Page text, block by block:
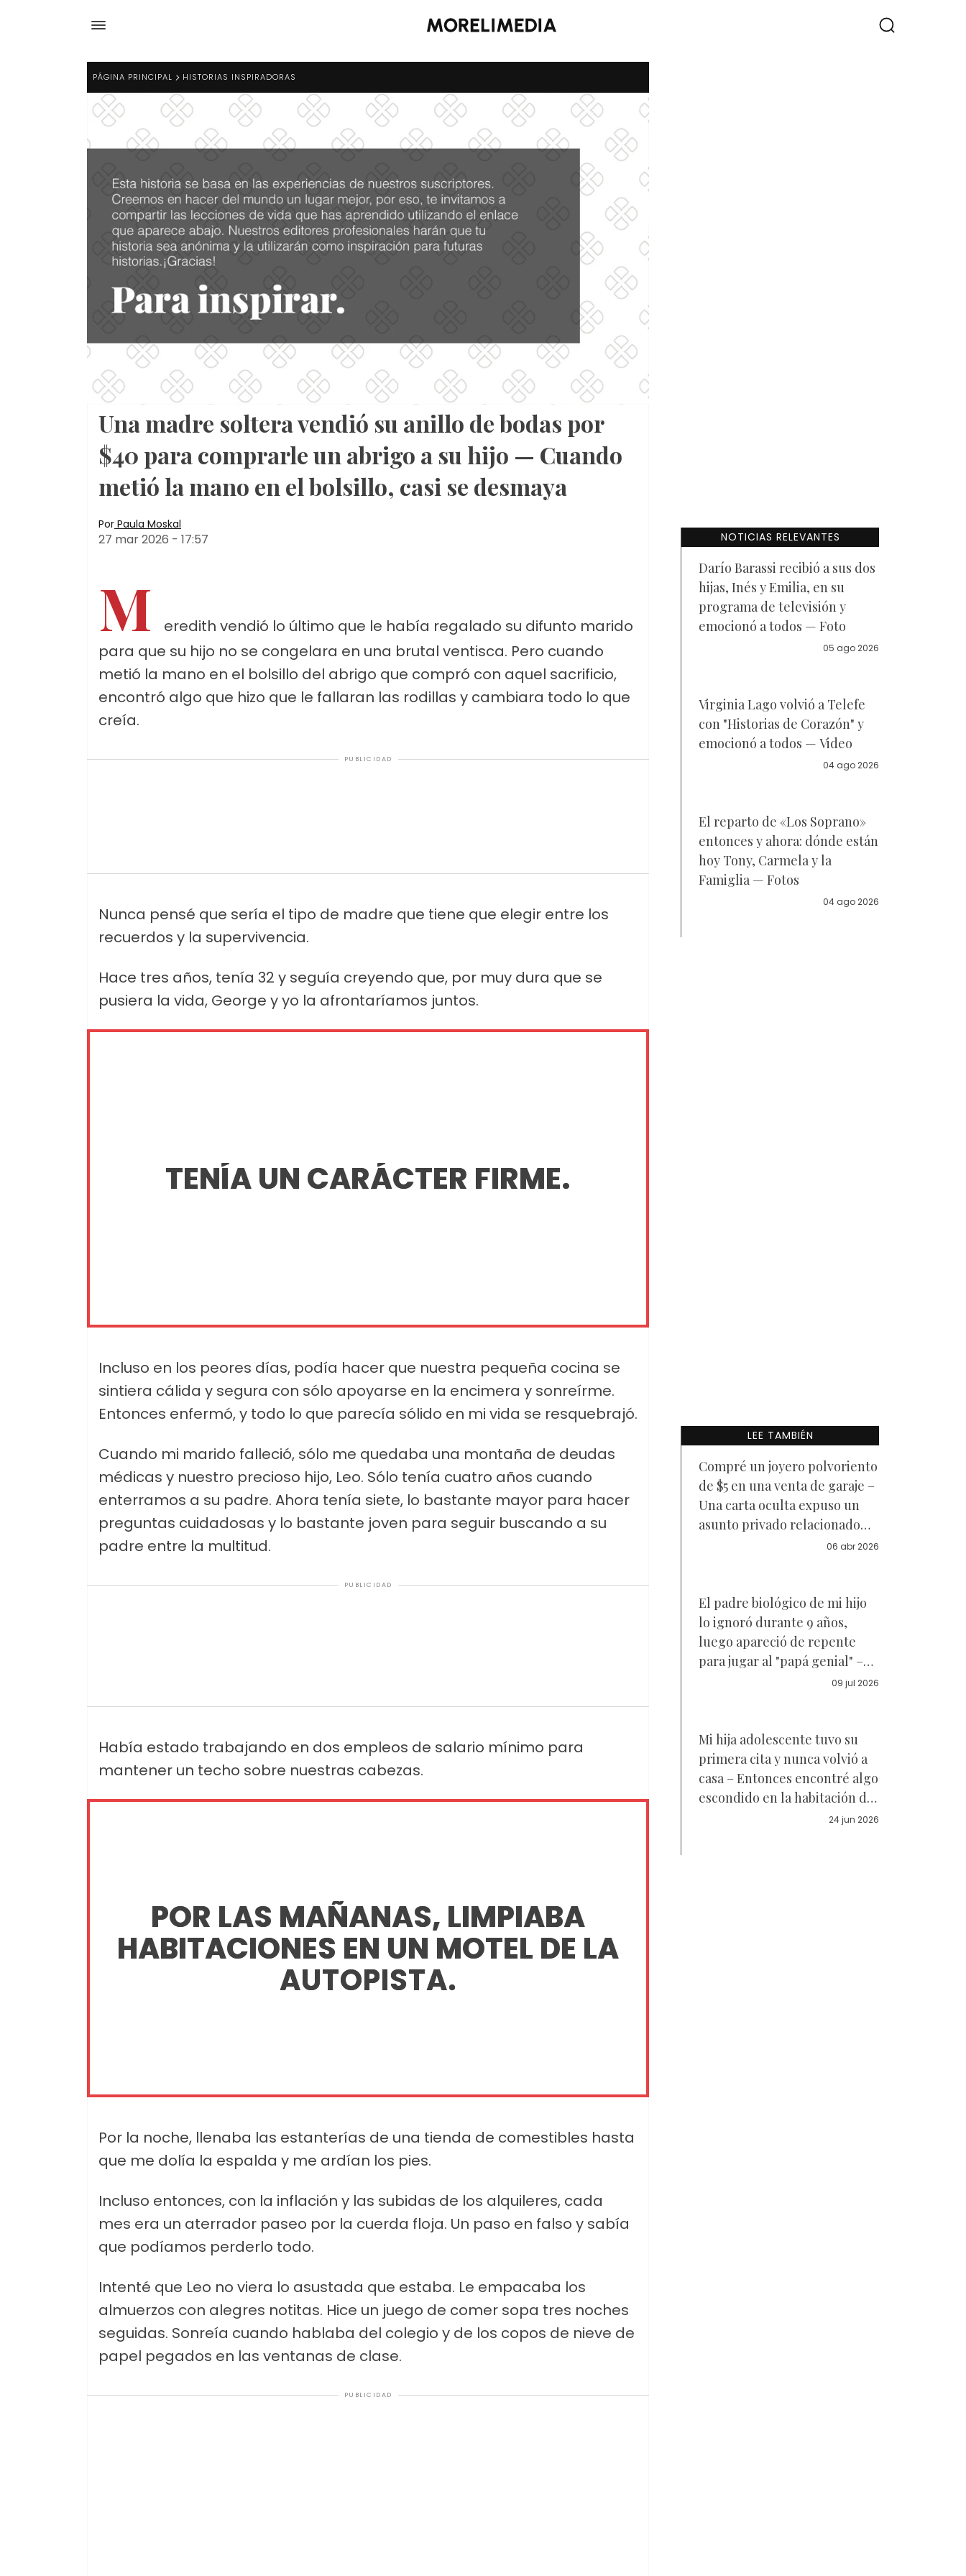
PÁGINA PRINCIPAL HISTORIAS INSPIRADORAS
Una madre soltera vendió su anillo de bodas por
$40 para comprarle un abrigo a su hijo — Cuando
metió la mano en el bolsillo, casi se desmaya
Por Paula Moskal
27 mar 2026 - 17:57
M
eredith vendió lo último que le había regalado su difunto marido
para que su hijo no se congelara en una brutal ventisca. Pero cuando
metió la mano en el bolsillo del abrigo que compró con aquel sacrificio,
encontró algo que hizo que le fallaran las rodillas y cambiara todo lo que
creía.
PUBLICIDAD
Nunca pensé que sería el tipo de madre que tiene que elegir entre los
recuerdos y la supervivencia.
Hace tres años, tenía 32 y seguía creyendo que, por muy dura que se
pusiera la vida, George y yo la afrontaríamos juntos.
TENÍA UN CARÁCTER FIRME.
Incluso en los peores días, podía hacer que nuestra pequeña cocina se
sintiera cálida y segura con sólo apoyarse en la encimera y sonreírme.
Entonces enfermó, y todo lo que parecía sólido en mi vida se resquebrajó.
Cuando mi marido falleció, sólo me quedaba una montaña de deudas
médicas y nuestro precioso hijo, Leo. Sólo tenía cuatro años cuando
enterramos a su padre. Ahora tenía siete, lo bastante mayor para hacer
preguntas cuidadosas y lo bastante joven para seguir buscando a su
padre entre la multitud.
PUBLICIDAD
Había estado trabajando en dos empleos de salario mínimo para
mantener un techo sobre nuestras cabezas.
POR LAS MAÑANAS, LIMPIABA
HABITACIONES EN UN MOTEL DE LA
AUTOPISTA.
Por la noche, llenaba las estanterías de una tienda de comestibles hasta
que me dolía la espalda y me ardían los pies.
Incluso entonces, con la inflación y las subidas de los alquileres, cada
mes era un aterrador paseo por la cuerda floja. Un paso en falso y sabía
que podíamos perderlo todo.
Intenté que Leo no viera lo asustada que estaba. Le empacaba los
almuerzos con alegres notitas. Hice un juego de comer sopa tres noches
seguidas. Sonreía cuando hablaba del colegio y de los copos de nieve de
papel pegados en las ventanas de clase.
PUBLICIDAD
NOTICIAS RELEVANTES
Darío Barassi recibió a sus dos
hijas, Inés y Emilia, en su
programa de televisión y
emocionó a todos — Foto
05 ago 2026
Virginia Lago volvió a Telefe
con "Historias de Corazón" y
emocionó a todos — Video
04 ago 2026
El reparto de «Los Soprano»
entonces y ahora: dónde están
hoy Tony, Carmela y la
Famiglia — Fotos
04 ago 2026
LEE TAMBIÉN
Compré un joyero polvoriento
de $5 en una venta de garaje –
Una carta oculta expuso un
asunto privado relacionado
06 abr 2026
El padre biológico de mi hijo
lo ignoró durante 9 años,
luego apareció de repente
para jugar al "papá genial" –
Cuando supe la verdadera09 jul 2026
Mi hija adolescente tuvo su
primera cita y nunca volvió a
casa – Entonces encontré algo
escondido en la habitación de
24 jun 2026